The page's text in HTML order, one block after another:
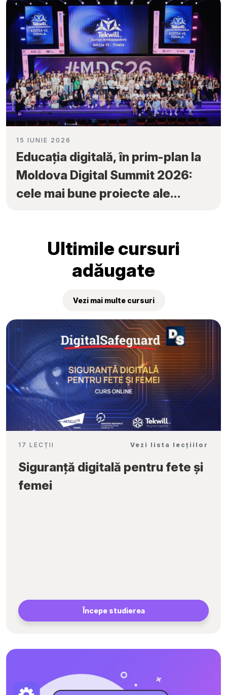
15 IUNIE 2026
Educația digitală, în prim-plan la
Moldova Digital Summit 2026:
cele mai bune proiecte ale
Ultimile cursuri
adăugate
Vezi mai multe cursuri
17 LECȚII Vezi lista lecțiilor
Siguranță digitală pentru fete și
femei
Începe studierea